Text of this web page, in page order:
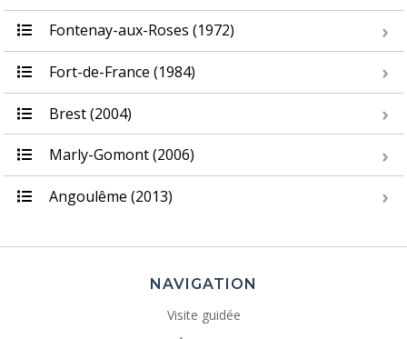
Fontenay-aux-Roses (1972)
Fort-de-France (1984)
Brest (2004)
Marly-Gomont (2006)
Angoulême (2013)
NAVIGATION
Visite guidée